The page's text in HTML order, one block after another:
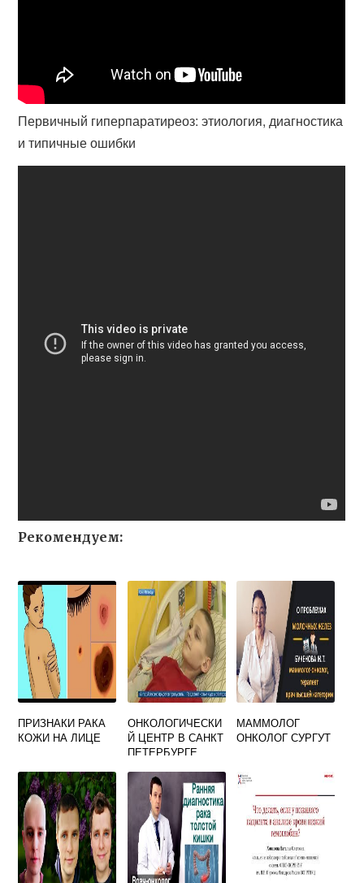
Первичный гиперпаратиреоз: этиология, диагностика
и типичные ошибки
Рекомендуем:
ПРИЗНАКИ РАКА
КОЖИ НА ЛИЦЕ
ОНКОЛОГИЧЕСКИ
Й ЦЕНТР В САНКТ
ПЕТЕРБУРГЕ
МАММОЛОГ
ОНКОЛОГ СУРГУТ